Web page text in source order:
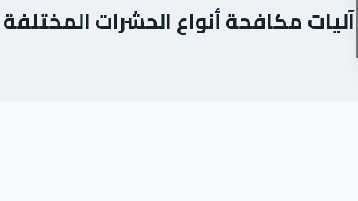
آليات مكافحة أنواع الحشرات المختلفة